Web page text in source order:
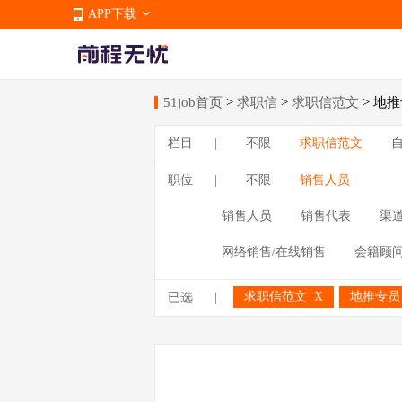
APP下载
51job首页 > 求职信 > 求职信范文 > 地
栏目 不限 求职信范文
职位 不限 销售人员
销售人员 销售代表 渠
网络销售/在线销售 会籍顾问
已选 求职信范文 X 地推专员